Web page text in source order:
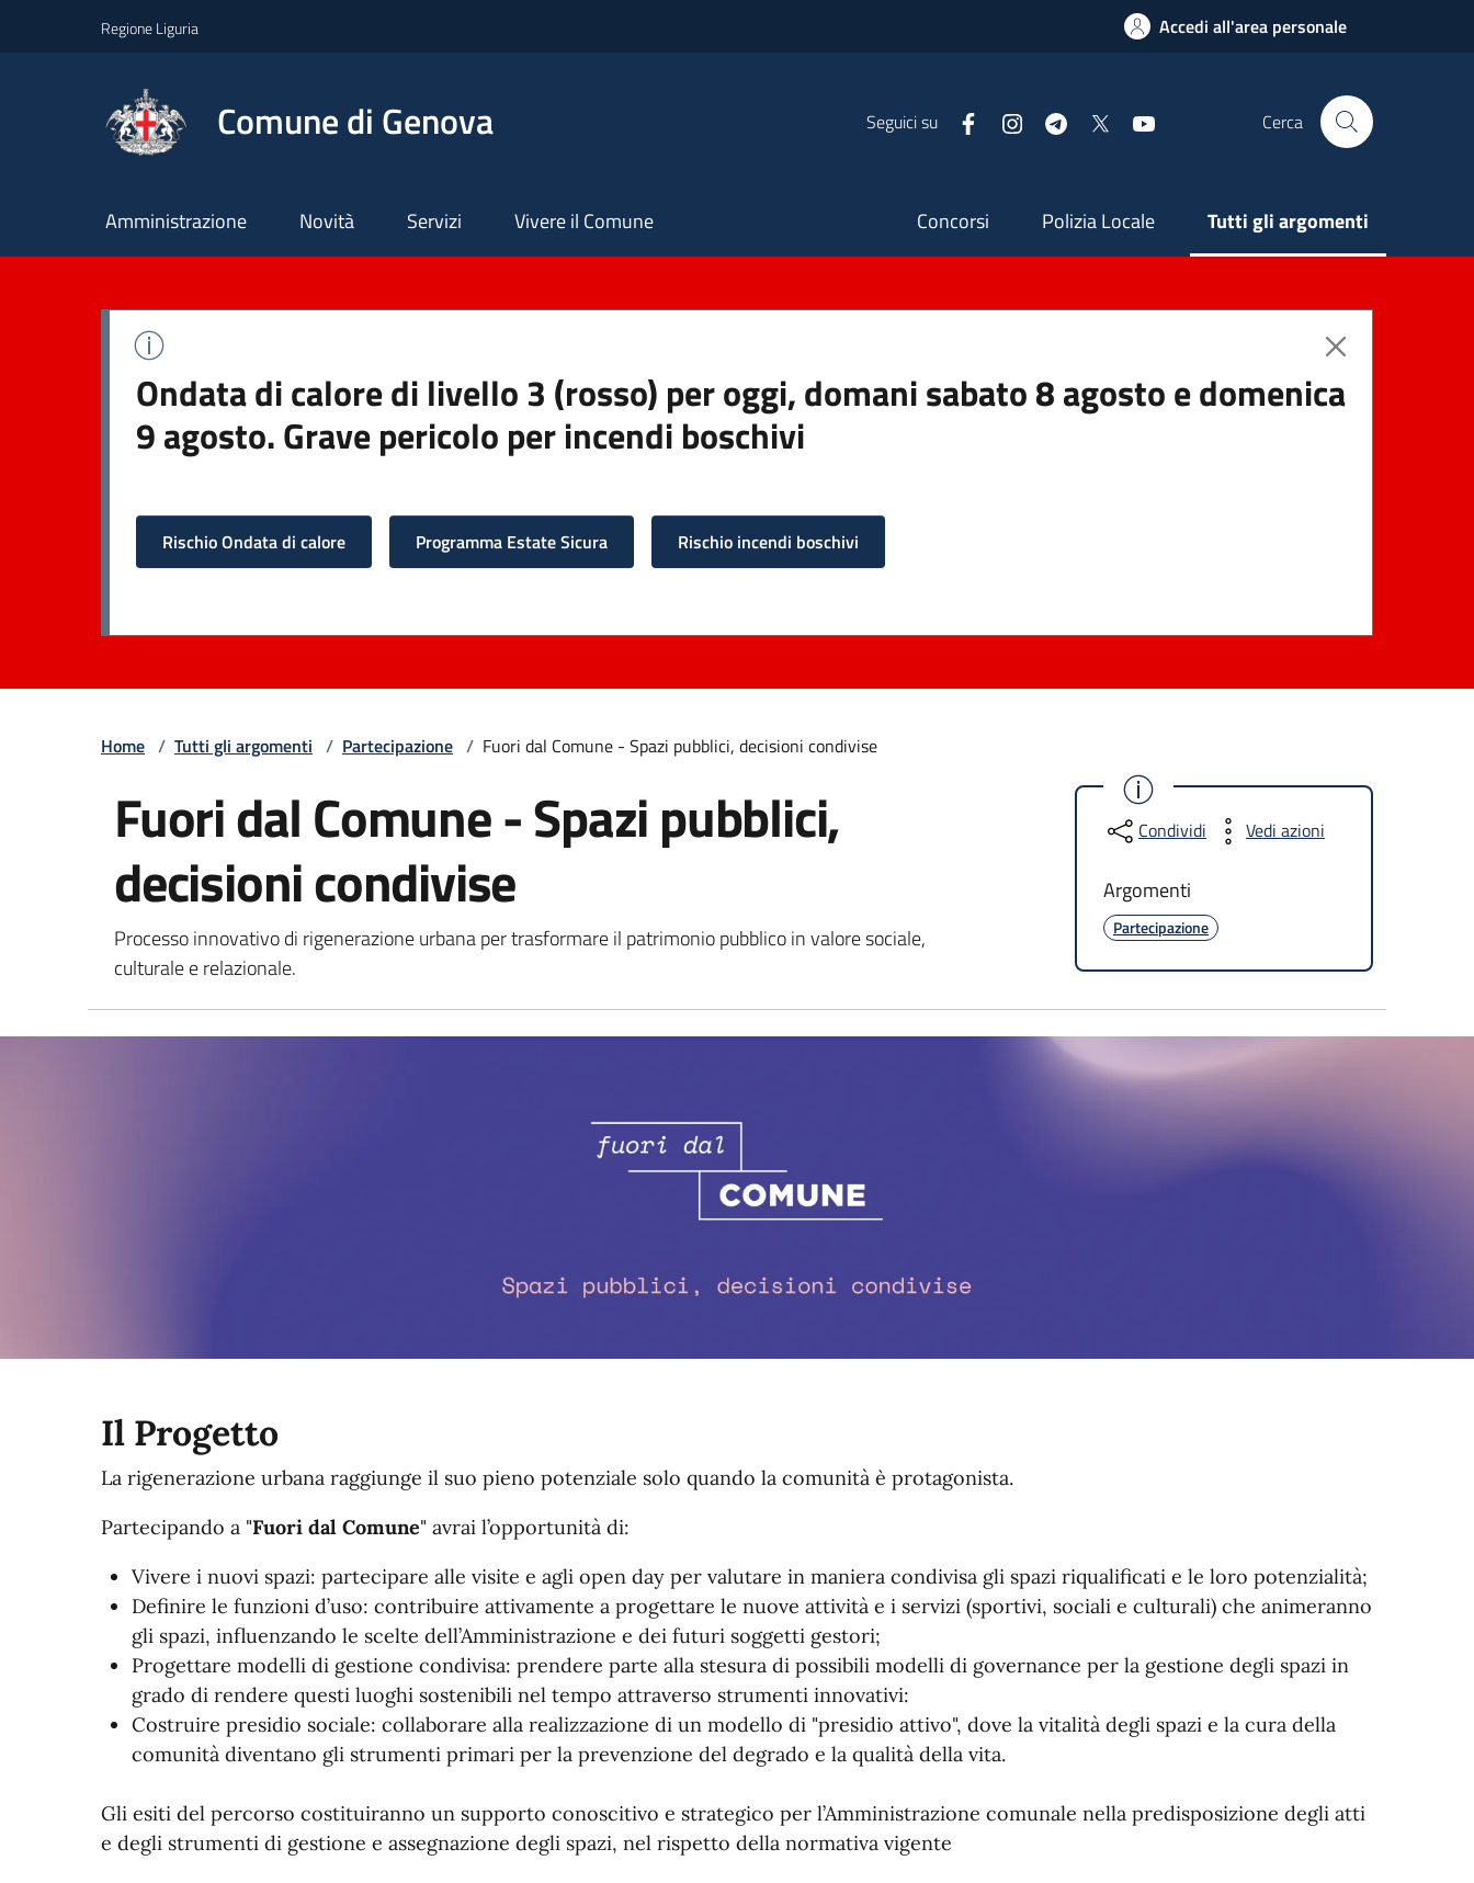
Regione Liguria Accedi all'area personale
Comune di Genova Seguici su FacebookInstagramTelegram Cerca
Principale
Amministrazione Novità Servizi Vivere il Comune Secondaria
Concorsi Polizia Locale Tutti gli argomenti
Ondata di calore di livello 3 (rosso) per oggi, domani sabato 8 agosto e domenica
9 agosto. Grave pericolo per incendi boschivi
Rischio Ondata di calore Programma Estate Sicura Rischio incendi boschivi
Home / Tutti gli argomenti / Partecipazione / Fuori dal Comune - Spazi pubblici, decisioni condivise
Fuori dal Comune - Spazi pubblici,
decisioni condivise
Processo innovativo di rigenerazione urbana per trasformare il patrimonio pubblico in valore sociale,
culturale e relazionale.
Condividi Vedi azioni
Argomenti
Partecipazione
Il Progetto
La rigenerazione urbana raggiunge il suo pieno potenziale solo quando la comunità è protagonista.
Partecipando a "Fuori dal Comune" avrai l’opportunità di:
Vivere i nuovi spazi: partecipare alle visite e agli open day per valutare in maniera condivisa gli spazi riqualificati e le loro potenzialità;
Definire le funzioni d’uso: contribuire attivamente a progettare le nuove attività e i servizi (sportivi, sociali e culturali) che animeranno
gli spazi, influenzando le scelte dell’Amministrazione e dei futuri soggetti gestori;
Progettare modelli di gestione condivisa: prendere parte alla stesura di possibili modelli di governance per la gestione degli spazi in
grado di rendere questi luoghi sostenibili nel tempo attraverso strumenti innovativi:
Costruire presidio sociale: collaborare alla realizzazione di un modello di "presidio attivo", dove la vitalità degli spazi e la cura della
comunità diventano gli strumenti primari per la prevenzione del degrado e la qualità della vita.
Gli esiti del percorso costituiranno un supporto conoscitivo e strategico per l’Amministrazione comunale nella predisposizione degli atti
e degli strumenti di gestione e assegnazione degli spazi, nel rispetto della normativa vigente